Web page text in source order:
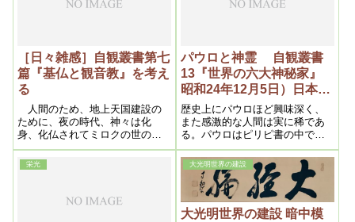
［日々雑感］自観叢書第七
篇『基仏と観音教』を考え
る
人間のため、地上天国建設の
ために、夜の時代、神々は化
身、化仏されてミロクの世の準
備を進めてくださっていたのだ
という事に、ようやく最近気づ
かせていただきました。
パウロと神霊 自観叢書
13『世界の六大神秘家』
昭和24年12月5日）日本観
音教団編集部客員 須江孝
雄
歴史上にパウロほど興味深く、
また感激的な人間は実に稀であ
る。パウロはピリピ書の中で自
分の生れた人種について誇らし
げに書いておる。「我は八日め
に割礼を受けたる者にして、イ
スラエルの血統、ベニヤミンの
族、ヘブル人より出でたるヘブ
ル人なり」
栄光 大光明世界の建設
大光明世界の建設 暗中模